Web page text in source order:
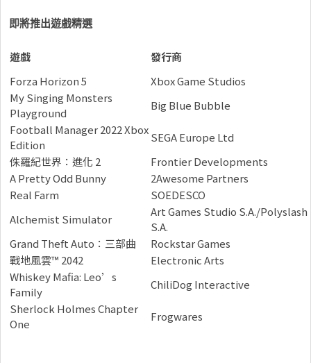
即將推出遊戲精選
遊戲
發行商
Forza Horizon 5
Xbox Game Studios
My Singing Monsters
Playground
Big Blue Bubble
Football Manager 2022 Xbox
Edition
‪SEGA Europe Ltd
侏羅紀世界：進化 2
‪Frontier Developments
A Pretty Odd Bunny
2Awesome Partners
Real Farm
SOEDESCO
Alchemist Simulator
Art Games Studio S.A./Polyslash
S.A.
Grand Theft Auto：三部曲
Rockstar Games
戰地風雲™ 2042
Electronic Arts
Whiskey Mafia: Leo’s
Family
‪ChiliDog Interactive
Sherlock Holmes Chapter
One
Frogwares